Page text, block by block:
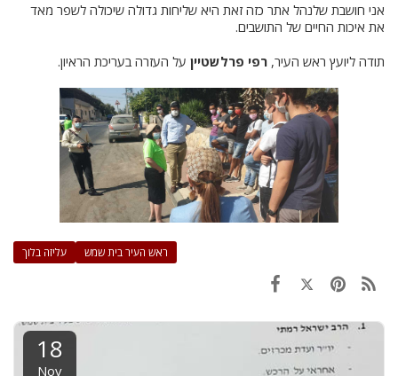
אני חושבת שלנהל אתר כזה זאת היא שליחות גדולה שיכולה לשפר מאד
את איכות החיים של התושבים.
תודה ליועץ ראש העיר, רפי פרלשטיין על העזרה בעריכת הראיון.
עליזה בלוך ראש העיר בית שמש
18
Nov